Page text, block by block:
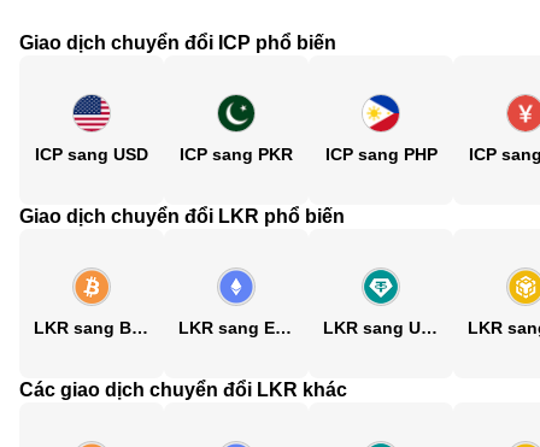
Giao dịch chuyển đổi ICP phổ biến
ICP sang USD ICP sang PKR ICP sang PHP ICP
Giao dịch chuyển đổi LKR phổ biến
LKR sang BTC LKR sang ETH LKR sang USDT
Các giao dịch chuyển đổi LKR khác